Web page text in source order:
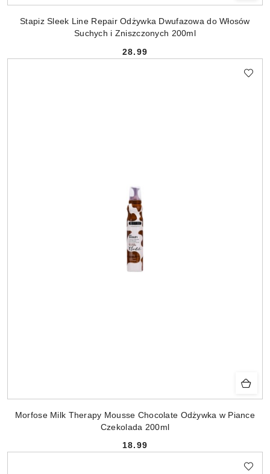
Stapiz Sleek Line Repair Odżywka Dwufazowa do Włosów
Suchych i Zniszczonych 200ml
Cena:
28.99
Morfose Milk Therapy Mousse Chocolate Odżywka w Piance
Czekolada 200ml
Cena:
18.99